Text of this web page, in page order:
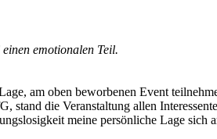
emotionalen Teil.
am oben beworbenen Event
stand die Veranstaltung allen
meine persönliche Lage sich